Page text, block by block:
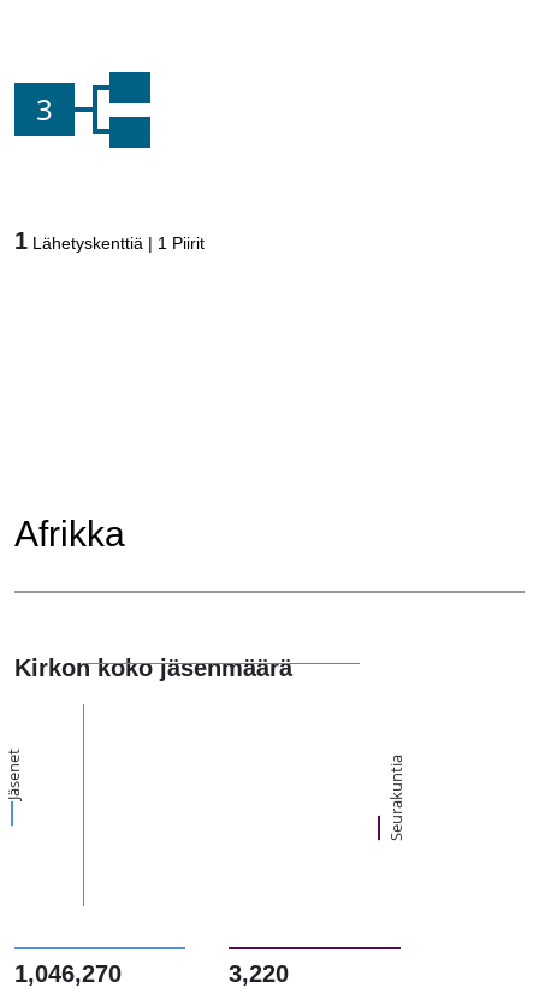
3
1 Lähetyskenttiä | 1 Piirit
Afrikka
Kirkon koko jäsenmäärä
Jäsenet Seurakuntia
1,046,270 3,220